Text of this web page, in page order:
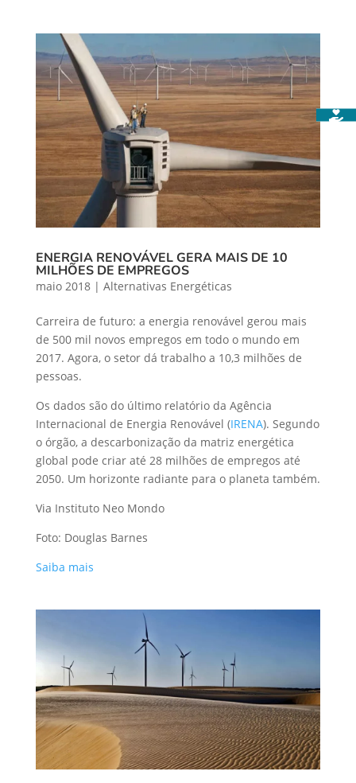
ENERGIA RENOVÁVEL GERA MAIS DE 10
MILHÕES DE EMPREGOS
maio 2018| Alternativas Energéticas
Carreira de futuro: a energia renovável gerou mais
de 500 mil novos empregos em todo o mundo em
2017. Agora, o setor dá trabalho a 10,3 milhões de
pessoas.
Os dados são do último relatório da Agência
Internacional de Energia Renovável (IRENA). Segundo
o órgão, a descarbonização da matriz energética
global pode criar até 28 milhões de empregos até
2050. Um horizonte radiante para o planeta também.
Via Instituto Neo Mondo
Foto: Douglas Barnes
Saiba mais